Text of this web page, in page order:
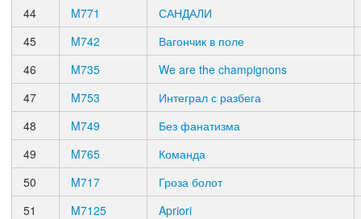
44
M771
САНДАЛИ
45
M742
Вагончик в поле
46
M735
We are the champignons
47
M753
Интеграл с разбега
48
M749
Без фанатизма
49
M765
Команда
50
M717
Гроза болот
51
M7125
Apriori